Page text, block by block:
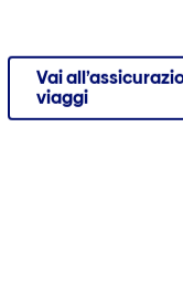
Vai
viaggi